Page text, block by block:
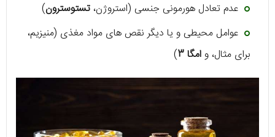
عدم تعادل هورمونی جنسی (استروژن، تستوسترون)
عوامل محیطی و یا دیگر نقص های مواد مغذی (منیزیم،
برای مثال، وامگا 3 )